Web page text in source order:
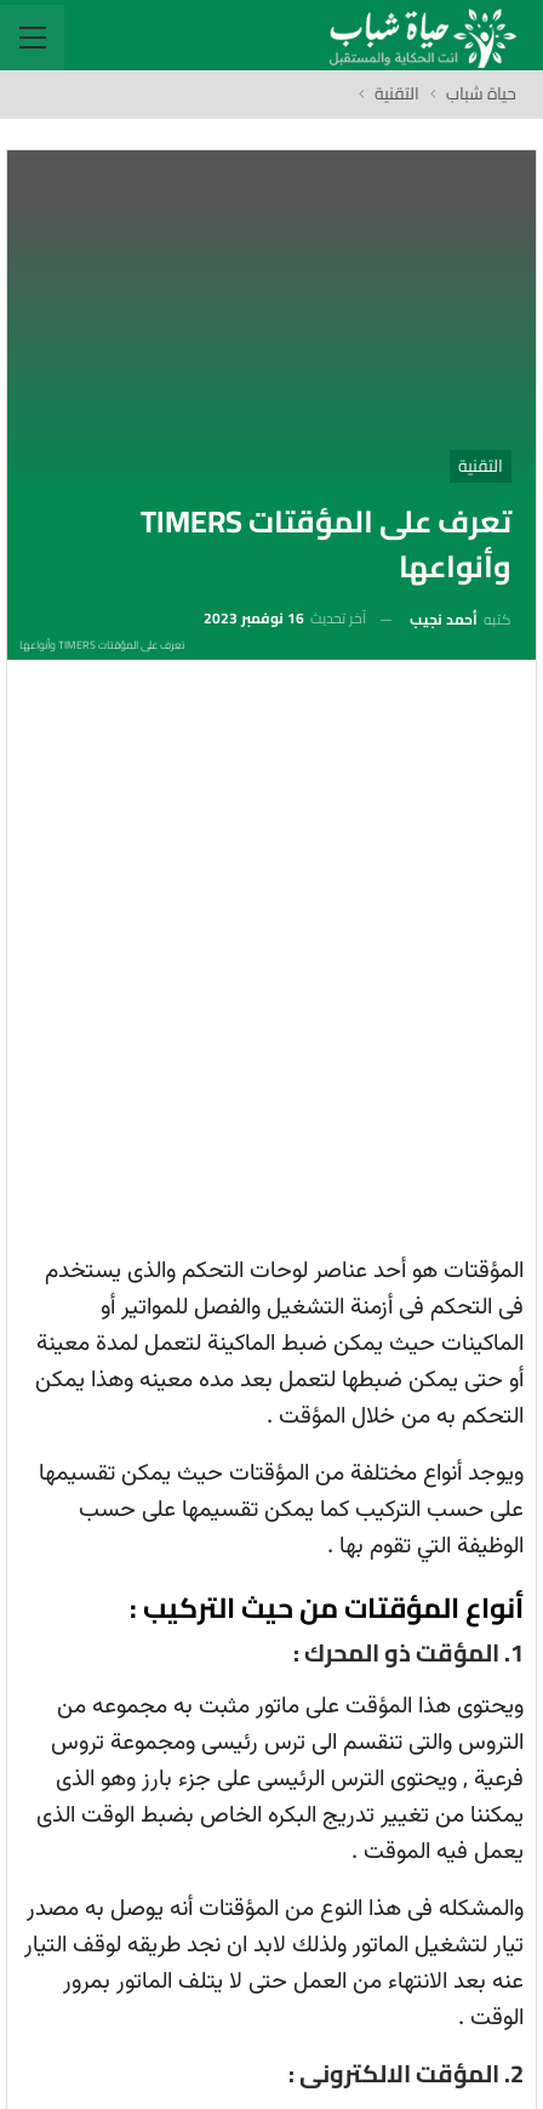
حياة شباب التقنية
التقنية
تعرف على المؤقتات TIMERS
وأنواعها
كتبه أحمد نجيب آخر تحديث 16 نوفمبر 2023
تعرف على المؤقتات TIMERS وأنواعها
المؤقتات هو أحد عناصر لوحات التحكم والذى يستخدم
فى التحكم فى أزمنة التشغيل والفصل للمواتير أو
الماكينات حيث يمكن ضبط الماكينة لتعمل لمدة معينة
أو حتى يمكن ضبطها لتعمل بعد مده معينه وهذا يمكن
التحكم به من خلال المؤقت .
ويوجد أنواع مختلفة من المؤقتات حيث يمكن تقسيمها
على حسب التركيب كما يمكن تقسيمها على حسب
الوظيفة التي تقوم بها .
أنواع المؤقتات من حيث التركيب :
1. المؤقت ذو المحرك :
ويحتوى هذا المؤقت على ماتور مثبت به مجموعه من
التروس والتى تنقسم الى ترس رئيسى ومجموعة تروس
فرعية , ويحتوى الترس الرئيسى على جزء بارز وهو الذى
يمكننا من تغيير تدريج البكره الخاص بضبط الوقت الذى
يعمل فيه الموقت .
والمشكله فى هذا النوع من المؤقتات أنه يوصل به مصدر
تيار لتشغيل الماتور ولذلك لابد ان نجد طريقه لوقف التيار
عنه بعد الانتهاء من العمل حتى لا يتلف الماتور بمرور
الوقت .
2. المؤقت الالكترونى :